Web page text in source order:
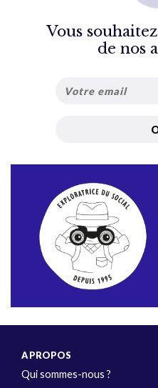
Vous
de nos
A PROPOS
Qui sommes-nous ?